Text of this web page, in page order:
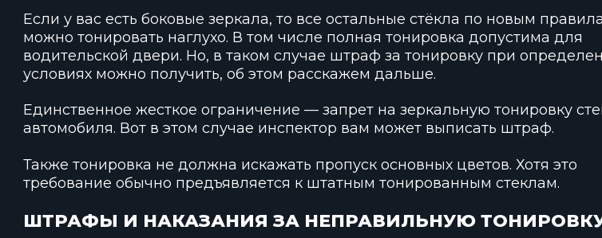
Если у вас есть боковые зеркала, то все остальные стёкла по новым
можно тонировать наглухо. В том числе полная тонировка допустима для
водительской двери. Но, в таком случае штраф за тонировку при
условиях можно получить, об этом расскажем дальше.
Единственное жесткое ограничение — запрет на зеркальную тонировку
автомобиля. Вот в этом случае инспектор вам может выписать штраф.
Также тонировка не должна искажать пропуск основных цветов. Хотя это
требование обычно предъявляется к штатным тонированным стеклам.
ШТРАФЫ И НАКАЗАНИЯ ЗА НЕПРАВИЛЬНУЮ